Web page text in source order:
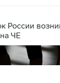
России
ЧЕ